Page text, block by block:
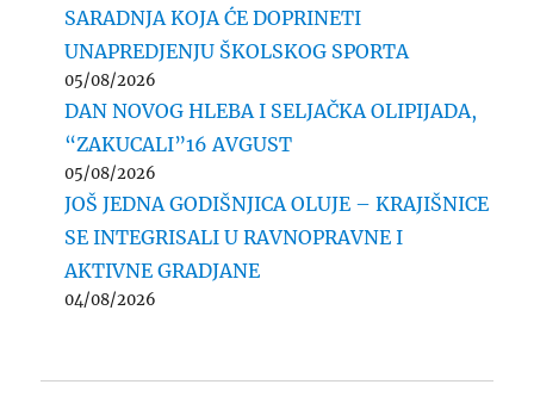
SARADNJA KOJA ĆE DOPRINETI
UNAPREDJENJU ŠKOLSKOG SPORTA
05/08/2026
DAN NOVOG HLEBA I SELJAČKA OLIPIJADA,
“ZAKUCALI”16 AVGUST
05/08/2026
JOŠ JEDNA GODIŠNJICA OLUJE – KRAJIŠNICE
SE INTEGRISALI U RAVNOPRAVNE I
AKTIVNE GRADJANE
04/08/2026